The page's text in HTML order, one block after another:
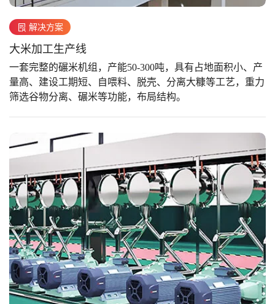
解决方案
大米加工生产线
一套完整的碾米机组，产能50-300吨，具有占地面积小、产
量高、建设工期短、自喂料、脱壳、分离大糠等工艺，重力
筛选谷物分离、碾米等功能，布局结构。